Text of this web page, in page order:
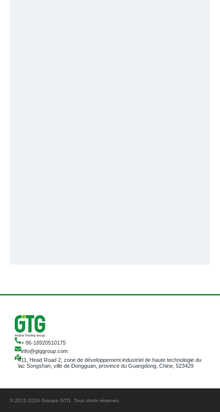
+ 86-18920510175
info@gtggroup.com
#11, Head Road 2, zone de développement industriel de haute technologie du
lac Songshan, ville de Dongguan, province du Guangdong, Chine, 523429
© 2012-2024 Groupe GTG. Tous droits réservés.